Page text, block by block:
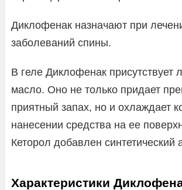
Диклофенак назначают при
заболеваний спины.
В геле Диклофенак присутствует
масло. Оно не только придает
приятный запах, но и охлаждает
нанесении средства на ее
Кеторол добавлен синтетический
Характеристики